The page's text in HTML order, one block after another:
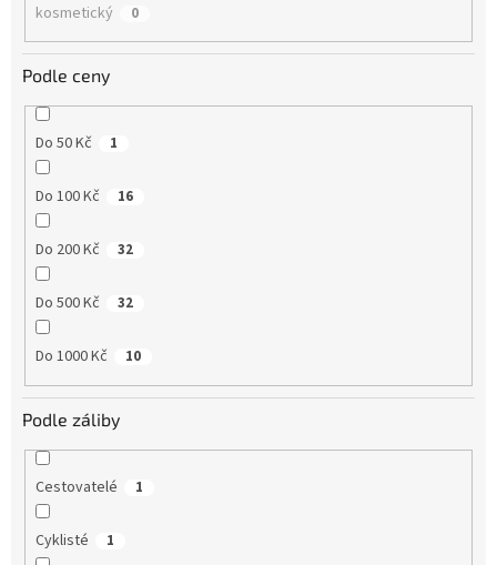
kosmetický 0
Podle ceny
Do 50 Kč 1
Do 100 Kč 16
Do 200 Kč 32
Do 500 Kč 32
Do 1000 Kč 10
Podle záliby
Cestovatelé 1
Cyklisté 1